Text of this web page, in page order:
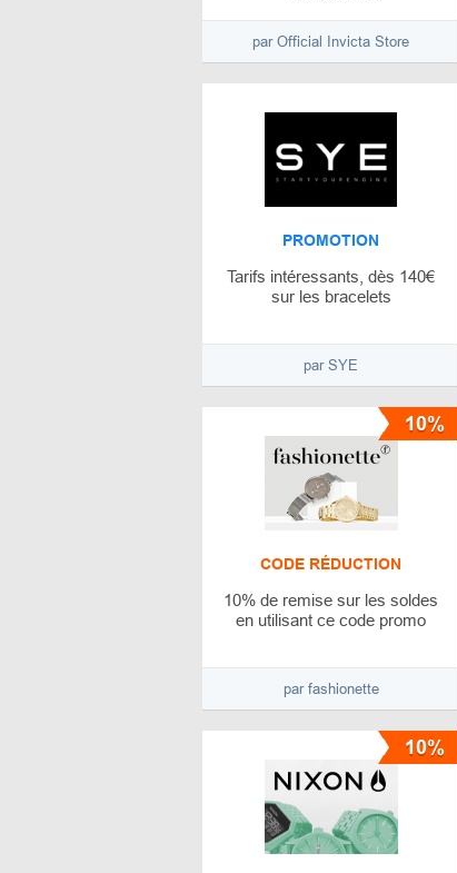
par Official Invicta Store
PROMOTION
Tarifs intéressants, dès 140€
sur les bracelets
par SYE
CODE RÉDUCTION
10% de remise sur les soldes
en utilisant ce code promo
par fashionette
10%
10%